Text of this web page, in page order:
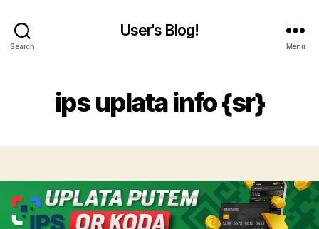
Search
User's Blog!
Menu
ips uplata info {sr}